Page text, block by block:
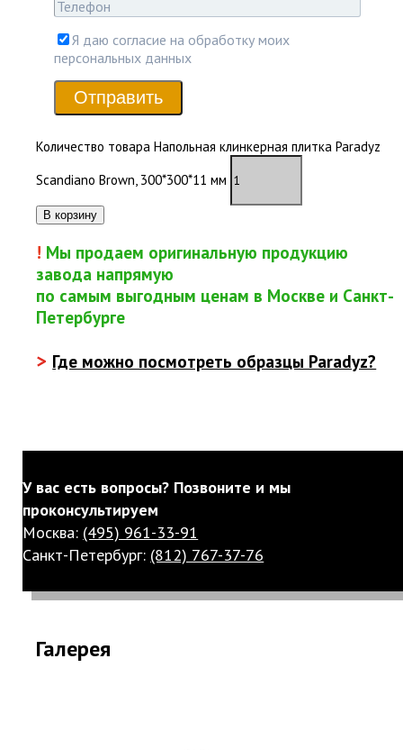
Я даю согласие на обработку моих
персональных данных
Отправить
Количество товара Напольная клинкерная плитка Paradyz
Scandiano Brown, 300*300*11 мм
В корзину
! Мы продаем оригинальную продукцию
завода напрямую
по самым выгодным ценам в Москве и Санкт-
Петербурге
> Где можно посмотреть образцы Paradyz?
У вас есть вопросы? Позвоните и мы
проконсультируем
Москва: (495) 961-33-91
Санкт-Петербург: (812) 767-37-76
Галерея